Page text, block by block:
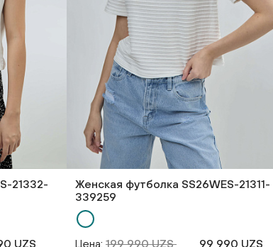
21332-
UZS
Женская футболка SS26WES-21311-
339259
Цена: 199 990 UZS 99 990 UZS